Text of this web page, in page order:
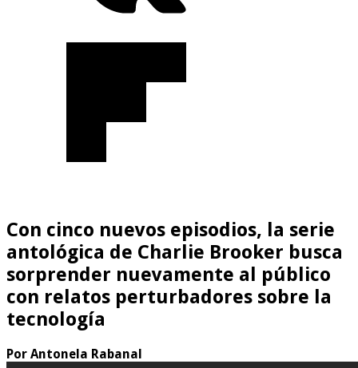
Con cinco nuevos episodios, la serie
antológica de Charlie Brooker busca
sorprender nuevamente al público
con relatos perturbadores sobre la
tecnología
Por Antonela Rabanal